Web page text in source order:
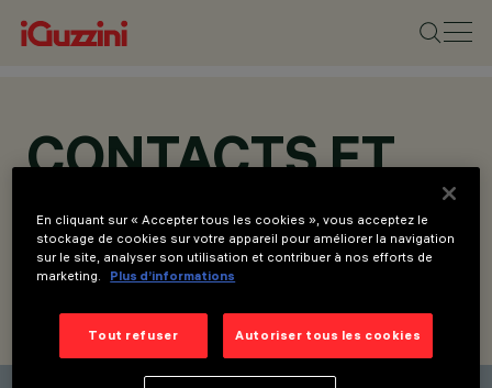
CONTACTS ET
ADRESSES
TROUVER UN CONTACT ENVOYER LA DEMANDE
En cliquant sur « Accepter tous les cookies », vous acceptez le
stockage de cookies sur votre appareil pour améliorer la navigation
sur le site, analyser son utilisation et contribuer à nos efforts de
marketing.
Plus d’informations
Tout refuser Autoriser tous les cookies